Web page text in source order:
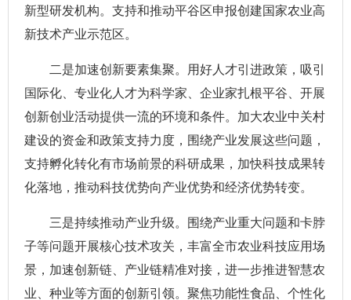
新型研发机构。支持和推动平谷区申报创建国家农业高
新技术产业示范区。
二是加速创新要素集聚。用好人才引进政策，吸引
国际化、专业化人才为科学家、企业家扎根平谷、开展
创新创业活动提供一流的环境和条件。加大农业中关村
建设的资金和政策支持力度，围绕产业发展这些问题，
支持孵化转化有市场前景的科研成果，加快科技成果转
化落地，推动科技优势向产业优势和经济优势转变。
三是持续推动产业升级。围绕产业重大问题和卡脖
子等问题开展核心技术攻关，丰富全市农业科技应用场
景，加速创新链、产业链精准对接，进一步推进智慧农
业、种业等方面的创新引领。聚焦功能性食品、个性化